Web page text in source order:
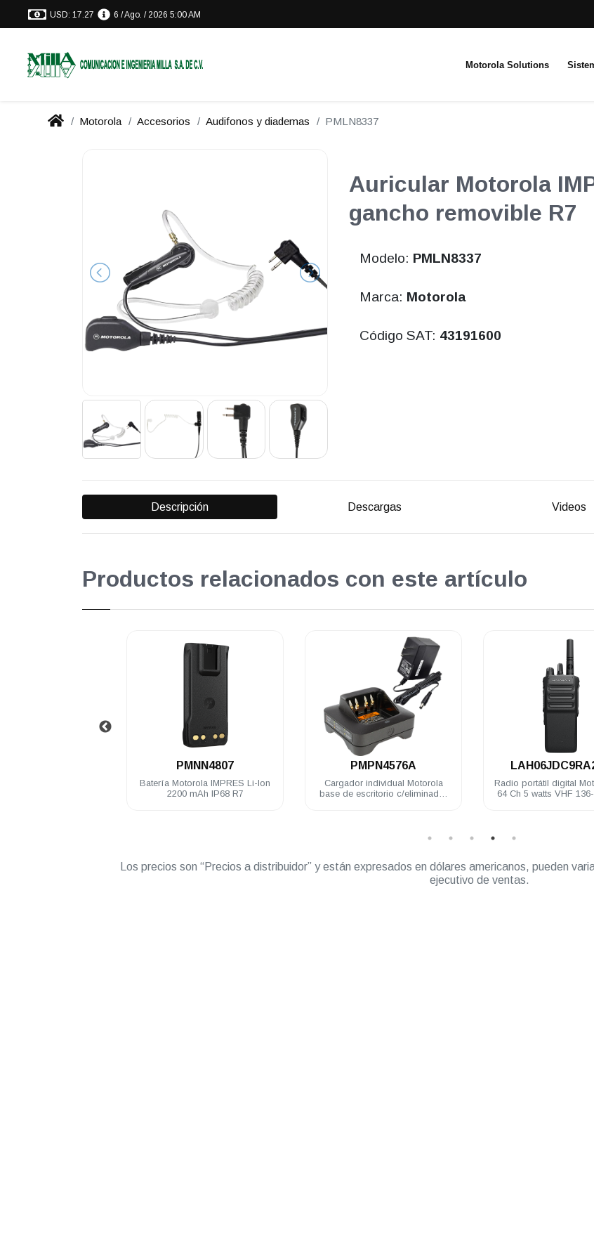
USD: 17.27 6 / Ago. / 2026 5:00 AM
Motorola Solutions
Motorola Accesorios Audifonos y diademas PMLN8337
Auricular Motorola
gancho removible R7
Modelo: PMLN8337
Marca: Motorola
Código SAT: 43191600
Descripción Descargas Videos
Productos relacionados con este artículo
.
PMNN4807
Batería Motorola IMPRES Li-Ion
2200 mAh IP68 R7
.
PMPN4576A
Cargador individual Motorola
base de escritorio c/eliminador
.
Radio portátil digital
64 Ch 5 watts VHF 136-
Los precios son “Precios a distribuidor” y están expresados en dólares americanos, pueden
ejecutivo de ventas.